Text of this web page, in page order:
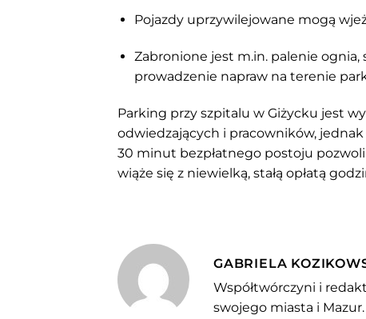
Pojazdy uprzywilejowane mogą
Zabronione jest m.in. palenie
prowadzenie napraw na terenie
Parking przy szpitalu w Giżycku jest
odwiedzających i pracowników,
30 minut bezpłatnego postoju pozwoli
wiąże się z niewielką, stałą opłatą
GABRIELA
Współtwórczyni i
swojego miasta i